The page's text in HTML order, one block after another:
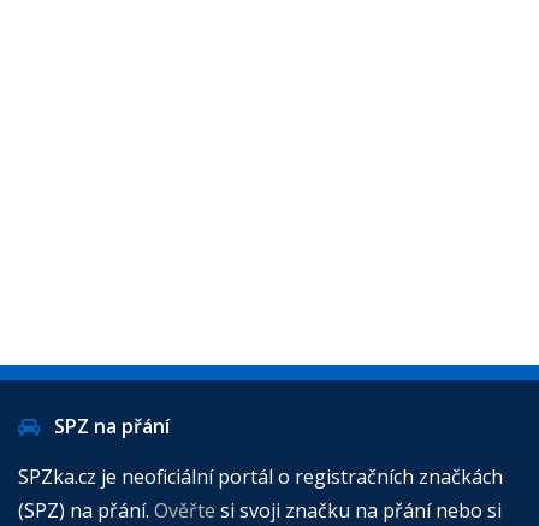
SPZ na přání
SPZka.cz je neoficiální portál o registračních značkách
(SPZ) na přání. Ověřte si svoji značku na přání nebo si